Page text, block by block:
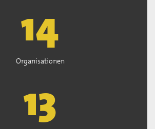
15
Organisationen
13